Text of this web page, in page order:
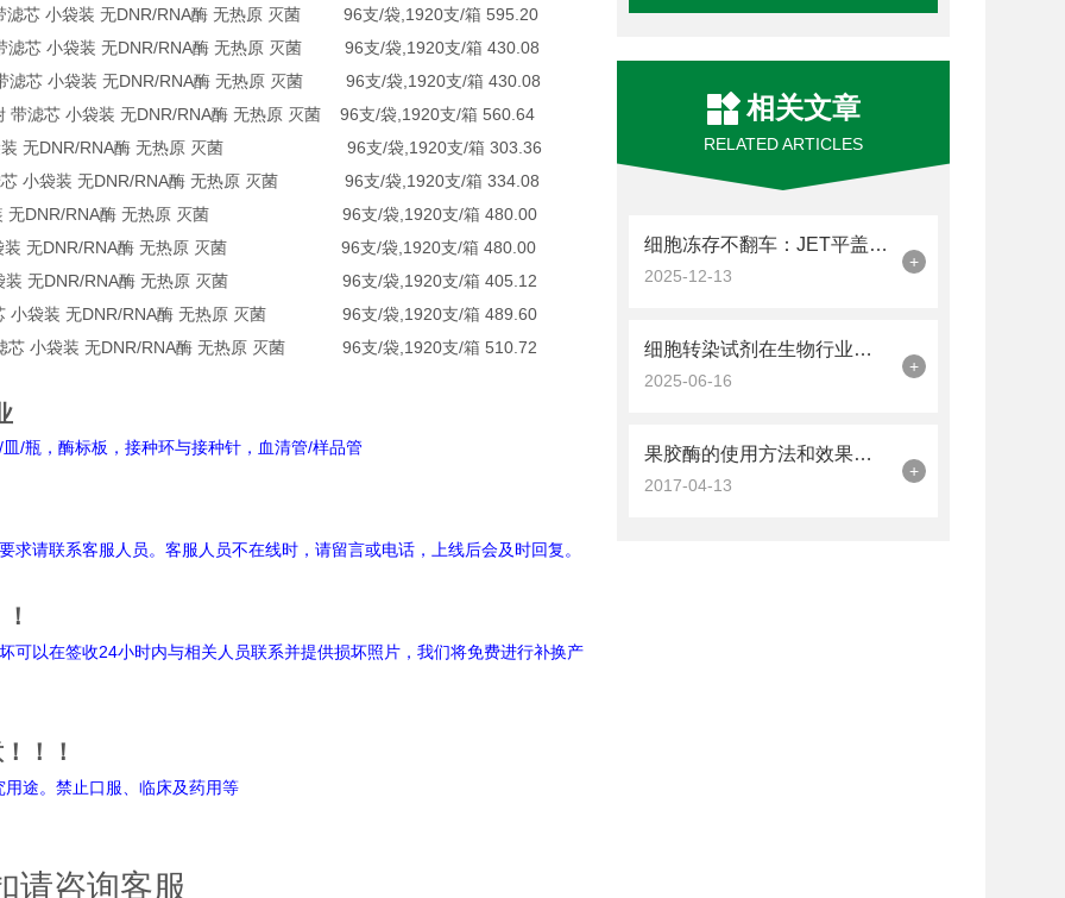
相关文章
RELATED ARTICLES
细胞冻存不翻车：JET平盖冻存管的加液量与密封操作技巧
2025-12-13
+
细胞转染试剂在生物行业中的应用
2025-06-16
+
果胶酶的使用方法和效果是什么
2017-04-13
+
滤芯 小袋装 无DNR/RNA酶 无热原 灭菌 96支/袋,1920支/箱 595.20
滤芯 小袋装 无DNR/RNA酶 无热原 灭菌 96支/袋,1920支/箱 430.08
滤芯 小袋装 无DNR/RNA酶 无热原 灭菌 96支/袋,1920支/箱 430.08
带滤芯 小袋装 无DNR/RNA酶 无热原 灭菌 96支/袋,1920支/箱 560.64
小袋装 无DNR/RNA酶 无热原 灭菌 96支/袋,1920支/箱 303.36
芯 小袋装 无DNR/RNA酶 无热原 灭菌 96支/袋,1920支/箱 334.08
袋装 无DNR/RNA酶 无热原 灭菌 96支/袋,1920支/箱 480.00
小袋装 无DNR/RNA酶 无热原 灭菌 96支/袋,1920支/箱 480.00
小袋装 无DNR/RNA酶 无热原 灭菌 96支/袋,1920支/箱 405.12
芯 小袋装 无DNR/RNA酶 无热原 灭菌 96支/袋,1920支/箱 489.60
滤芯 小袋装 无DNR/RNA酶 无热原 灭菌 96支/袋,1920支/箱 510.72
/瓶，酶标板，接种环与接种针，血清管/样品管
请联系客服人员。客服人员不在线时，请留言或电话，上线后会及时回复。
可以在签收24小时内与相关人员联系并提供损坏照片，我们将免费进行补换产
！！
口服、临床及药用等
请咨询客服